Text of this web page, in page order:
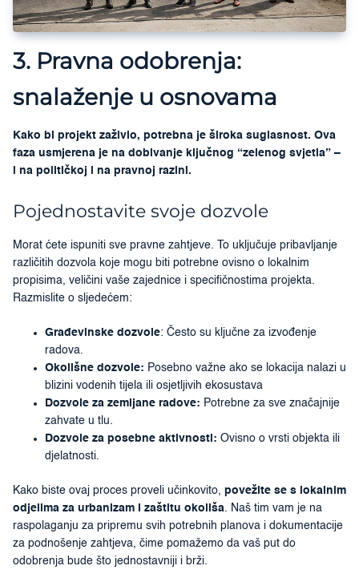
3. Pravna odobrenja:
snalaženje u osnovama
Kako bi projekt zaživio, potrebna je široka suglasnost. Ova
faza usmjerena je na dobivanje ključnog “zelenog svjetla” –
i na političkoj i na pravnoj razini.
Pojednostavite svoje dozvole
Morat ćete ispuniti sve pravne zahtjeve. To uključuje pribavljanje
različitih dozvola koje mogu biti potrebne ovisno o lokalnim
propisima, veličini vaše zajednice i specifičnostima projekta.
Razmislite o sljedećem:
Građevinske dozvole: Često su ključne za izvođenje
radova.
Okolišne dozvole: Posebno važne ako se lokacija nalazi u
blizini vodenih tijela ili osjetljivih ekosustava
Dozvole za zemljane radove: Potrebne za sve značajnije
zahvate u tlu.
Dozvole za posebne aktivnosti: Ovisno o vrsti objekta ili
djelatnosti.
Kako biste ovaj proces proveli učinkovito, povežite se s lokalnim
odjelima za urbanizam i zaštitu okoliša. Naš tim vam je na
raspolaganju za pripremu svih potrebnih planova i dokumentacije
za podnošenje zahtjeva, čime pomažemo da vaš put do
odobrenja bude što jednostavniji i brži.